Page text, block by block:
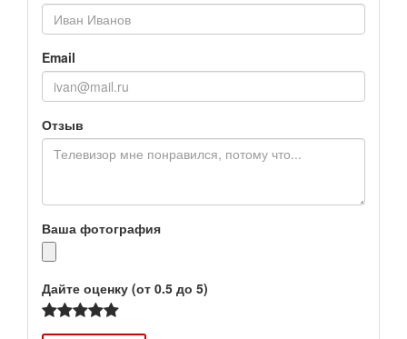
Email
Отзыв
Ваша фотография
Дайте оценку (от 0.5 до 5)